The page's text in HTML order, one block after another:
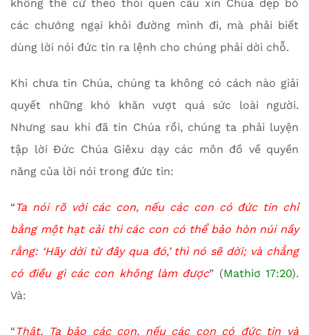
không thể cứ theo thói quen cầu xin Chúa dẹp bỏ
các chướng ngại khỏi đường mình đi, mà phải biết
dùng lời nói đức tin ra lệnh cho chúng phải dời chỗ.
Khi chưa tin Chúa, chúng ta không có cách nào giải
quyết những khó khăn vượt quá sức loài người.
Nhưng sau khi đã tin Chúa rồi, chúng ta phải luyện
tập lời Đức Chúa Giêxu dạy các môn đồ về quyền
năng của lời nói trong đức tin:
“ Ta nói rõ với các con, nếu các con có đức tin chỉ
bằng một hạt cải thì các con có thể bảo hòn núi nầy
rằng: ‘Hãy dời từ đây qua đó,’ thì nó sẽ dời; và chẳng
có điều gì các con không làm được” (Mathiơ 17:20).
Và:
“ Thật, Ta bảo các con, nếu các con có đức tin và